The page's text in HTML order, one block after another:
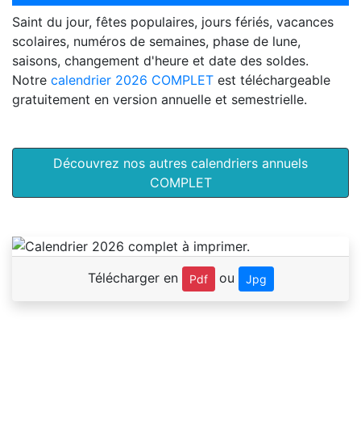
Saint du jour, fêtes populaires, jours fériés, vacances
scolaires, numéros de semaines, phase de lune,
saisons, changement d'heure et date des soldes.
Notre calendrier 2026 COMPLET est téléchargeable
gratuitement en version annuelle et semestrielle.
Découvrez nos autres calendriers annuels
COMPLET
Télécharger en Pdf ou Jpg